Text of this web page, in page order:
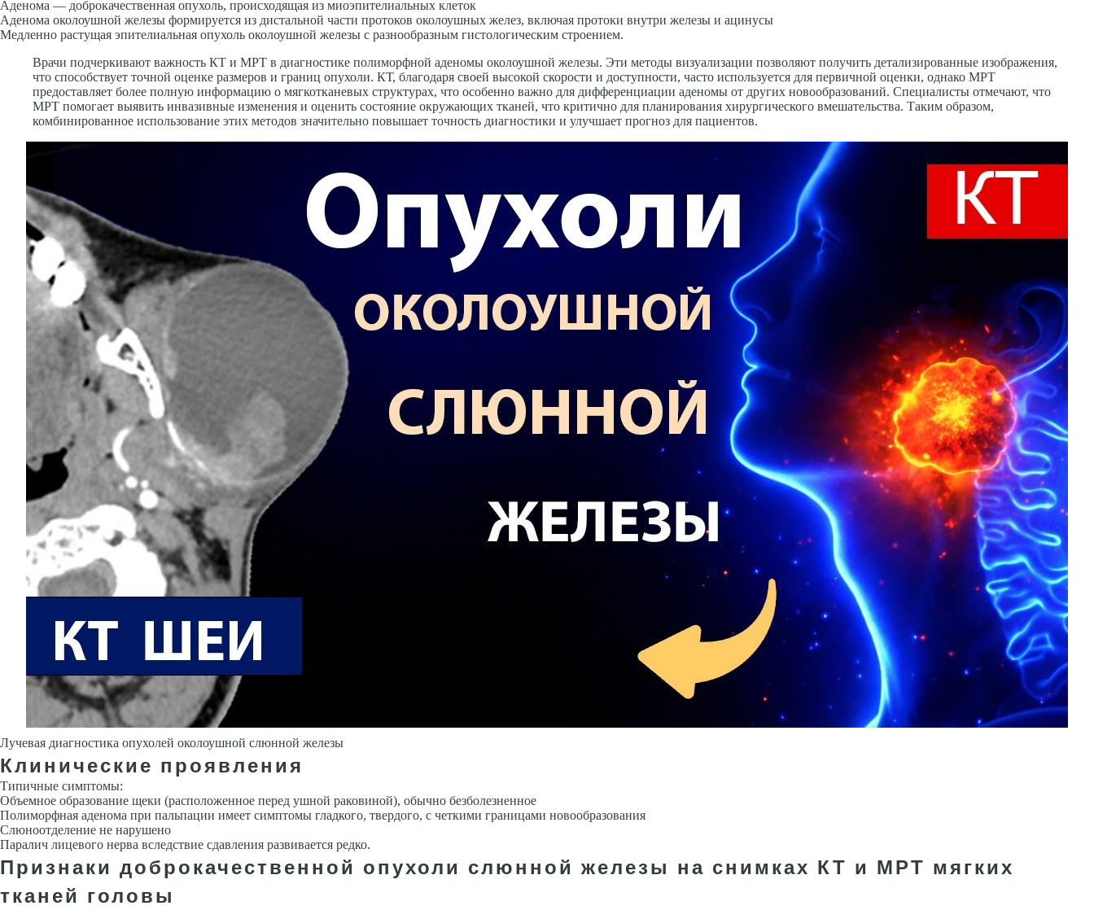
Аденома — доброкачественная опухоль, происходящая из миоэпителиальных кле­ток
Аденома околоушной железы формируется из дистальной части протоков околоушных желез, включая протоки внутри железы и ацинусы
Медленно растущая эпите­лиальная опухоль околоушной железы с разнообразным гистологическим строением.
Врачи подчеркивают важность КТ и МРТ в диагностике полиморфной аденомы околоушной железы. Эти методы визуализации позволяют получить детализированные изображения,
что способствует точной оценке размеров и границ опухоли. КТ, благодаря своей высокой скорости и доступности, часто используется для первичной оценки, однако МРТ
предоставляет более полную информацию о мягкотканевых структурах, что особенно важно для дифференциации аденомы от других новообразований. Специалисты отмечают, что
МРТ помогает выявить инвазивные изменения и оценить состояние окружающих тканей, что критично для планирования хирургического вмешательства. Таким образом,
комбинированное использование этих методов значительно повышает точность диагностики и улучшает прогноз для пациентов.
Лучевая диагностика опухолей околоушной слюнной железы
Клинические проявления
Типичные симптомы:
Объемное образование щеки (расположенное перед ушной раковиной), обычно безболезненное
Полиморфная аденома при пальпации имеет симптомы гладкого, твердого, с четкими гра­ницами новообразования
Слюноотделение не нарушено
Паралич лицевого нерва вследствие сдавления развивается редко.
Признаки доброкачественной опухоли слюнной железы на снимках КТ и МРТ мягких
тканей головы